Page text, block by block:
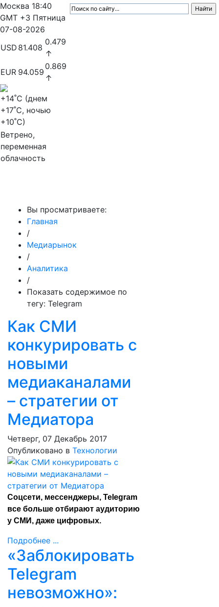
Москва 18:40
GMT +3 Пятница
07-08-2026
USD 81.408
0.479
↑
EUR 94.059
0.869
↑
+14˚C (днем
+17˚C, ночью
+10˚C)
Ветрено,
переменная
облачность
Вы просматриваете:
Главная
/
Медиарынок
/
Аналитика
/
Показать содержимое по
тегу: Telegram
Как СМИ
конкурировать с
новыми
медиаканалами
– стратегии от
Медиатора
Четверг, 07 Декабрь 2017
Опубликовано в Технологии
Соцсети, мессенджеры, Telegram
все больше отбирают аудиторию
у СМИ, даже цифровых.
Подробнее ...
«Заблокировать
Telegram
невозможно»: